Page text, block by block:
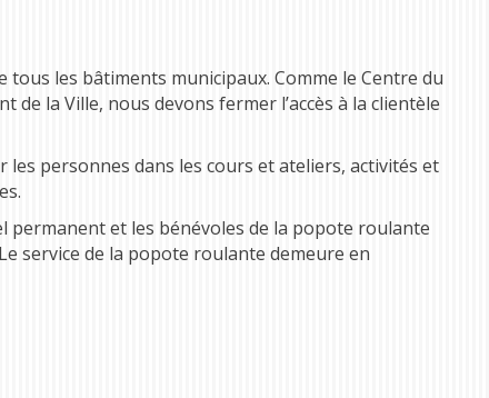
les bâtiments municipaux. Comme le Centre du
de la Ville, nous devons fermer l’accès à la clientèle
les personnes dans les cours et ateliers, activités et
permanent et les bénévoles de la popote roulante
service de la popote roulante demeure en